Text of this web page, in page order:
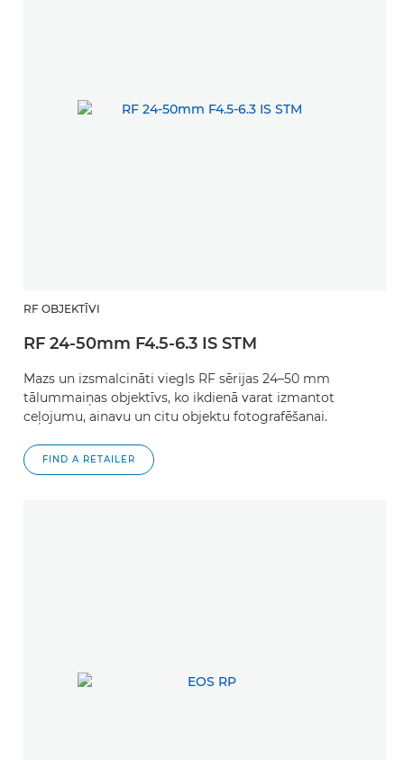
RF OBJEKTĪVI
RF 24-50mm F4.5-6.3 IS STM
Mazs un izsmalcināti viegls RF sērijas 24–50 mm
tālummaiņas objektīvs, ko ikdienā varat izmantot
ceļojumu, ainavu un citu objektu fotografēšanai.
FIND A RETAILER